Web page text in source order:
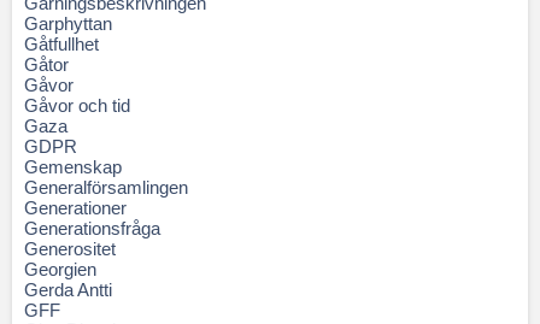
Garphyttan
Gåtfullhet
Gåtor
Gåvor
Gåvor och tid
Gaza
GDPR
Gemenskap
Generalförsamlingen
Generationer
Generationsfråga
Generositet
Georgien
Gerda Antti
GFF